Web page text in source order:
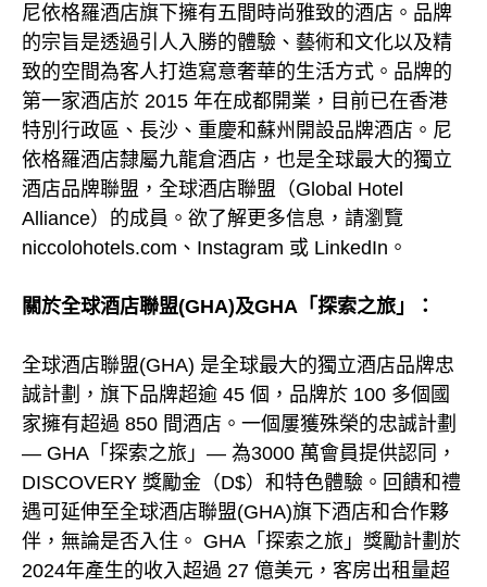
尼依格羅酒店旗下擁有五間時尚雅致的酒店。品牌
的宗旨是透過引人入勝的體驗、藝術和文化以及精
致的空間為客人打造寫意奢華的生活方式。品牌的
第一家酒店於 2015 年在成都開業，目前已在香港
特別行政區、長沙、重慶和蘇州開設品牌酒店。尼
依格羅酒店隸屬九龍倉酒店，也是全球最大的獨立
酒店品牌聯盟，全球酒店聯盟（Global Hotel
Alliance）的成員。欲了解更多信息，請瀏覽
niccolohotels.com、Instagram 或 LinkedIn。
關於全球酒店聯盟(GHA)及GHA「探索之旅」：
全球酒店聯盟(GHA) 是全球最大的獨立酒店品牌忠
誠計劃，旗下品牌超逾 45 個，品牌於 100 多個國
家擁有超過 850 間酒店。一個屢獲殊榮的忠誠計劃
— GHA「探索之旅」— 為3000 萬會員提供認同，
DISCOVERY 獎勵金（D$）和特色體驗。回饋和禮
遇可延伸至全球酒店聯盟(GHA)旗下酒店和合作夥
伴，無論是否入住。 GHA「探索之旅」獎勵計劃於
2024年產生的收入超過 27 億美元，客房出租量超